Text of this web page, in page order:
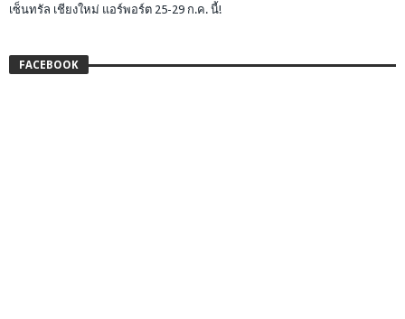
เซ็นทรัล เชียงใหม่ แอร์พอร์ต 25-29 ก.ค. นี้!
FACEBOOK